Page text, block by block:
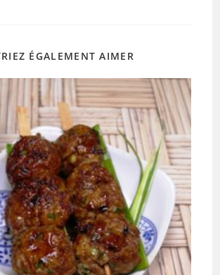
ÉGALEMENT AIMER